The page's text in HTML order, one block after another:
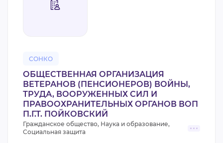
СОНКО
ОБЩЕСТВЕННАЯ ОРГАНИЗАЦИЯ
ВЕТЕРАНОВ (ПЕНСИОНЕРОВ) ВОЙНЫ,
ТРУДА, ВООРУЖЕННЫХ СИЛ И
ПРАВООХРАНИТЕЛЬНЫХ ОРГАНОВ ВОП
П.Г.Т. ПОЙКОВСКИЙ
Гражданское общество, Наука и образование,
Социальная защита